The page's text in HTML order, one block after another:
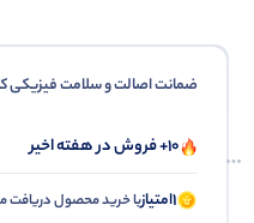
ضمانت اصالت و سلامت فیزیکی
10+ فروش در هفته اخیر
1امتیازبا خرید محصول دریافت